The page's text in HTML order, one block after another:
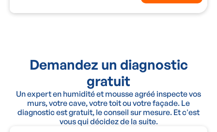
Demandez un diagnostic
gratuit
Un expert en humidité et mousse agréé inspecte vos
murs, votre cave, votre toit ou votre façade. Le
diagnostic est gratuit, le conseil sur mesure. Et c'est
vous qui décidez de la suite.